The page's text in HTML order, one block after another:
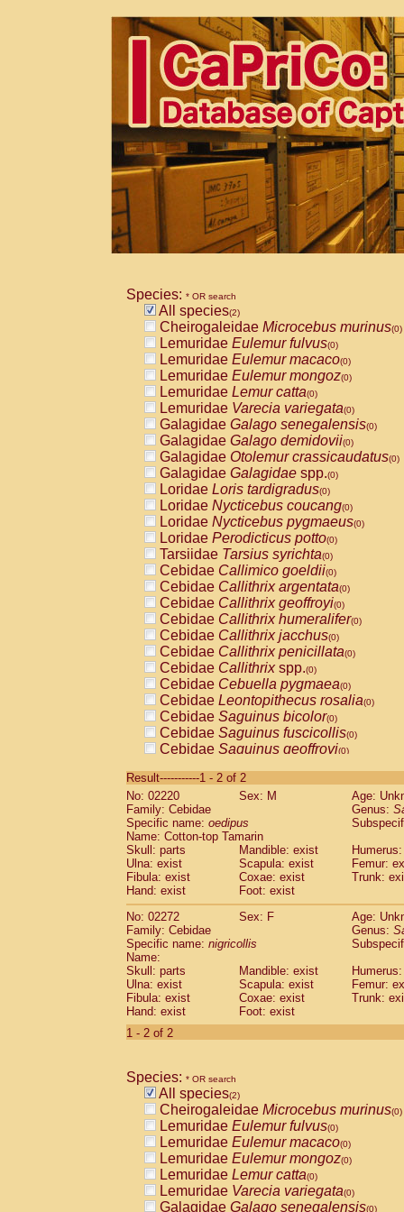
Species: * OR search
All species(2)
Cheirogaleidae Microcebus murinus(0)
Lemuridae Eulemur fulvus(0)
Lemuridae Eulemur macaco(0)
Lemuridae Eulemur mongoz(0)
Lemuridae Lemur catta(0)
Lemuridae Varecia variegata(0)
Galagidae Galago senegalensis(0)
Galagidae Galago demidovii(0)
Galagidae Otolemur crassicaudatus(0)
Galagidae Galagidae spp.(0)
Loridae Loris tardigradus(0)
Loridae Nycticebus coucang(0)
Loridae Nycticebus pygmaeus(0)
Loridae Perodicticus potto(0)
Tarsiidae Tarsius syrichta(0)
Cebidae Callimico goeldii(0)
Cebidae Callithrix argentata(0)
Cebidae Callithrix geoffroyi(0)
Cebidae Callithrix humeralifer(0)
Cebidae Callithrix jacchus(0)
Cebidae Callithrix penicillata(0)
Cebidae Callithrixspp.(0)
Cebidae Cebuella pygmaea(0)
Cebidae Leontopithecus rosalia(0)
Cebidae Saguinus bicolor(0)
Cebidae Saguinus fuscicollis(0)
Cebidae Saguinus geoffroyi(0)
CebidaeSaguinus labiatus(0)
Cebidae Saguinus leucopus (0)
Cebidae
CebidaeSaguinus mystax
Cebidae Saguinus nigricollis (1)
Cebidae Saguinus oedipus
Cebidae Saguinus weddelli
Cebidae Saguinusspp.
Cebidae Aotus trivirgatus
Cebidae
CebidaeCebus apella
Cebidae
Cebidae Cebus nigrivittatus
Cebidae Cebusspp.(0)
Cebidae Saimiri boliviensis
CebidaeSaimiri sciureus(0)
AtelidaeAlouatta caraya(0)
Atelidae Alouatta seniculus
AtelidaeAlouatta
AtelidaeAteles belzebuth(0)
AtelidaeAteles geoffroyi(0)
AtelidaeAteles paniscus(0)
AtelidaeAtelesspp. (0)
AtelidaeLagothrix lagothricha
AtelidaeLagothrix lagothricha cana
PitheciidaeCacajao calvus
Result-----------1 - 2 of 2
No: 02220
Sex: M
Age:
Family: Cebidae
Genus:
Specific name: oedipus
Name: Cotton-top Tamarin
Skull: parts
Mandible: exist
Ulna: exist
Scapula: exist
Femur:
Fibula: exist
Coxae: exist
Trunk:
Hand: exist
Foot: exist
No: 02272
Sex: F
Age:
Family: Cebidae
Genus:
Specific name: nigricollis
Name:
Skull: parts
Mandible: exist
Ulna: exist
Scapula: exist
Femur:
Fibula: exist
Coxae: exist
Trunk:
Hand: exist
Foot: exist
1 - 2 of 2
Species: * OR search
All species(2)
Cheirogaleidae Microcebus murinus(0)
Lemuridae Eulemur fulvus(0)
Lemuridae Eulemur macaco(0)
Lemuridae Eulemur mongoz(0)
Lemuridae Lemur catta(0)
Lemuridae Varecia variegata(0)
Galagidae Galago senegalensis(0)